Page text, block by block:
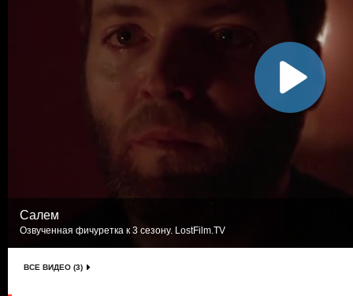
Салем
Озвученная фичуретка к 3 сезону. LostFilm.TV
ВСЕ ВИДЕО (3)